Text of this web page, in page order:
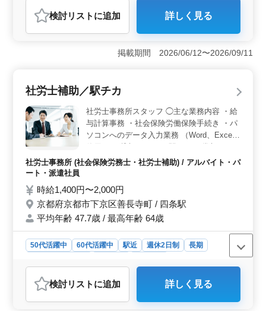
おすすめポイント
＜無料駐車場完備で通勤しやすい環境＞ マイカー通勤
が可能で無料駐車場も完備しています。交通費支給もあ
るため、通勤費の負担を抑えながら通えます。 ＜社
当します。これまで社労士事務所で積み重ねてきた経験
を発揮できます。 ＜完全週休2日制で十分な休日を確
保＞ 完全週休2日制（土日祝休み）で年間休日120日の
職場です。残業も少なめのため、時間面の負担を抑えて
働けます。
検討リスト に追加 詳しく見る
掲載期間 2026/06/12〜2026/09/11
社労士補助／駅チカ
社労士事務所スタッフ ◯主な業務内容 ・給
与計算事務 ・社会保険労働保険手続き ・パ
ソコンへのデータ入力業務 （Word、Excel
＊完全週休2日制（土日祝休み） ＊交通費支
ませんか？
社労士事務所 (社会保険労務士・社労士補助) / アルバイト・パ
ート・派遣社員
時給1,400円〜2,000円
京都府京都市下京区善長寺町 / 四条駅
平均年齢 47.7歳 / 最高年齢 64歳
50代活躍中 60代活躍中 駅近 週休2日制
長期
社労士事務所
おすすめポイント
＜社労士事務所経験を活かせる労務業務＞ 給与計算事
検討リスト に追加 詳しく見る